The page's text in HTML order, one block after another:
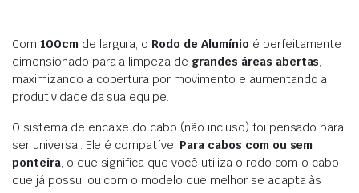
Com 100cm de largura, o Rodo de Alumínio é perfeitamente
dimensionado para a limpeza de grandes áreas abertas
maximizando a cobertura por movimento e aumentando a
produtividade da sua equipe.
O sistema de encaixe do cabo (não incluso) foi pensado para
ser universal. Ele é compatível Para cabos com ou sem
ponteira, o que significa que você utiliza o rodo com o cabo
que já possui ou com o modelo que melhor se adapta às